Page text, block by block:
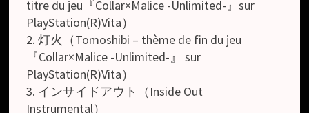
titre du jeu『Collar×Malice -Unlimited-』sur
PlayStation(R)Vita）
2. 灯火（Tomoshibi – thème de fin du jeu
『Collar×Malice -Unlimited-』 sur
PlayStation(R)Vita）
3. インサイドアウト（Inside Out
Instrumental）